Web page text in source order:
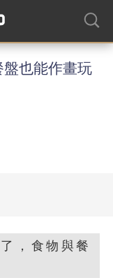
也能作畫玩